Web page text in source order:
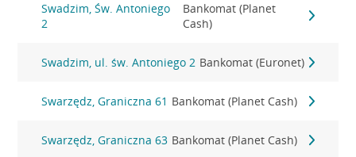
Swadzim, Św. Antoniego
2
Bankomat (Planet
Cash)
Swadzim, ul. św. Antoniego 2 Bankomat (Euronet)
Swarzędz, Graniczna 61 Bankomat (Planet Cash)
Swarzędz, Graniczna 63 Bankomat (Planet Cash)